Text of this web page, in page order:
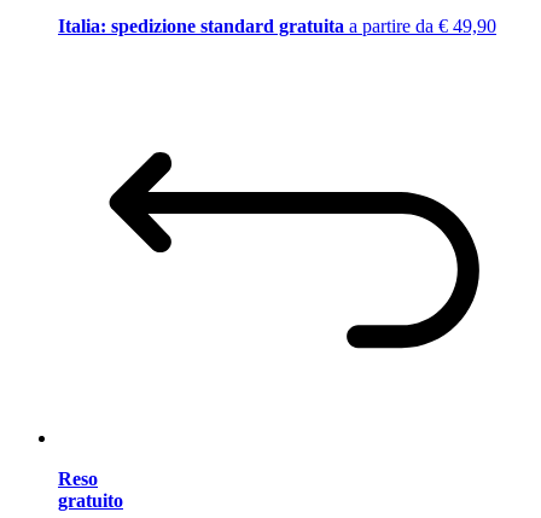
Italia: spedizione standard gratuita a partire da € 49,90
Reso
gratuito